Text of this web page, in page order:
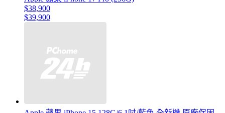
$38,900
$39,900